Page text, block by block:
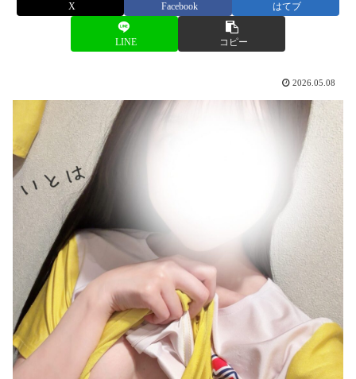
X Facebook はてブ
LINE コピー
2026.05.08